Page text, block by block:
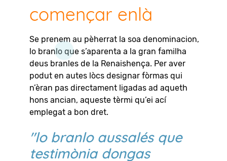
començar enlà
Se prenem au pèherrat la soa denominacion,
lo branlo que s’aparenta a la gran familha
deus branles de la Renaishença. Per aver
podut en autes lòcs designar fòrmas qui
n’èran pas directament ligadas ad aqueth
hons ancian, aqueste tèrmi qu’ei ací
emplegat a bon dret.
"lo branlo aussalés que
testimònia dongas